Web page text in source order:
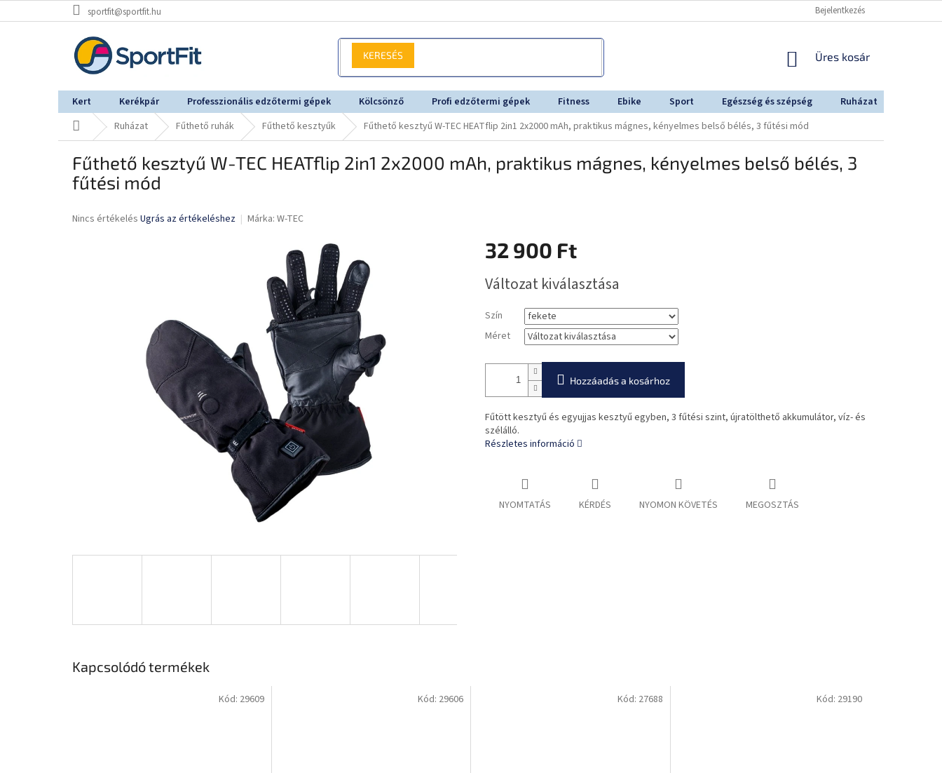
a
sportfit@sportfit.hu Bejelentkezés
KOSÁR
Üres kosár
Kert Kerékpár Professzionális edzőtermi gépek Kölcsönző Profi edzőtermi gépek Fitness Ebike Sport Egészség és szépség Ruházat
KezdőlapRuházat Fűthető ruhák Fűthető kesztyűk Fűthető kesztyű W-TEC HEATflip 2in1 2x2000 mAh, praktikus mágnes, kényelmes belső bélés, 3 fűtési mód
Fűthető kesztyű W-TEC HEATflip 2in1 2x2000 mAh, praktikus mágnes, kényelmes belső bélés, 3
fűtési mód
A
Nincs értékelés Ugrás az értékeléshez Márka: W-TEC
32 900 Ft
Változat kiválasztása
Szín
Méret
Hozzáadás a kosárhoz
Fűtött kesztyű és egyujjas kesztyű egyben, 3 fűtési szint, újratölthető akkumulátor, víz- és
szélálló.
Részletes információ
NYOMTATÁS KÉRDÉS NYOMON KÖVETÉS MEGOSZTÁS
Kapcsolódó termékek
Kód: 29609 Kód: 29606 Kód: 27688 Kód: 29190